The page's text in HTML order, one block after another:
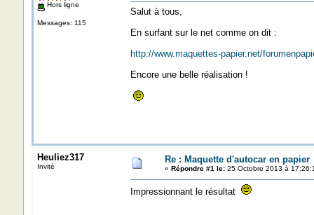
Hors ligne
Messages: 115
Salut à tous,
En surfant sur le net comme on dit :
http://www.maquettes-papier.net/
Encore une belle réalisation !
Heuliez317
Invité
Re : Maquette d'autocar en papier
« Répondre #1 le:25 Octobre 2013 à
Impressionnant le résultat